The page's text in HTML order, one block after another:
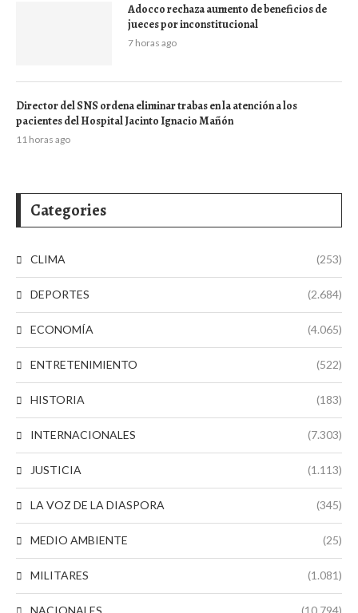
Adocco rechaza aumento de beneficios de
jueces por inconstitucional
7 horas ago
Director del SNS ordena eliminar trabas en la atención a los
pacientes del Hospital Jacinto Ignacio Mañón
11 horas ago
Categories
CLIMA (253)
DEPORTES (2.684)
ECONOMÍA (4.065)
ENTRETENIMIENTO (522)
HISTORIA (183)
INTERNACIONALES (7.303)
JUSTICIA (1.113)
LA VOZ DE LA DIASPORA (345)
MEDIO AMBIENTE (25)
MILITARES (1.081)
NACIONALES (10.794)